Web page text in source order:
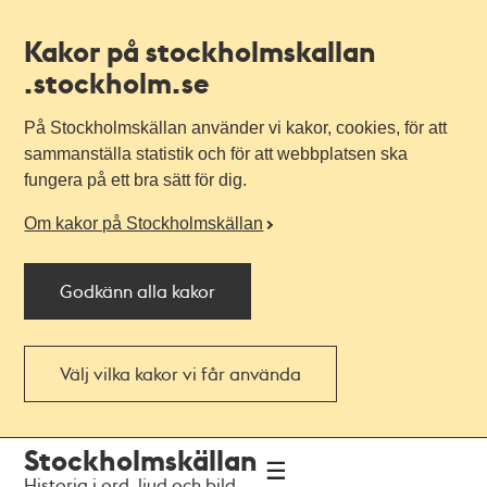
Kakor på stockholmskallan
.stockholm.se
På Stockholmskällan använder vi kakor, cookies, för att
sammanställa statistik och för att webbplatsen ska
fungera på ett bra sätt för dig.
Om kakor på Stockholmskällan
Godkänn alla kakor
Välj vilka kakor vi får använda
navigationen
huvudinnehållet
Stockholmskällan